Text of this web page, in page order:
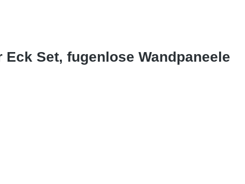
Set, fugenlose Wandpaneele